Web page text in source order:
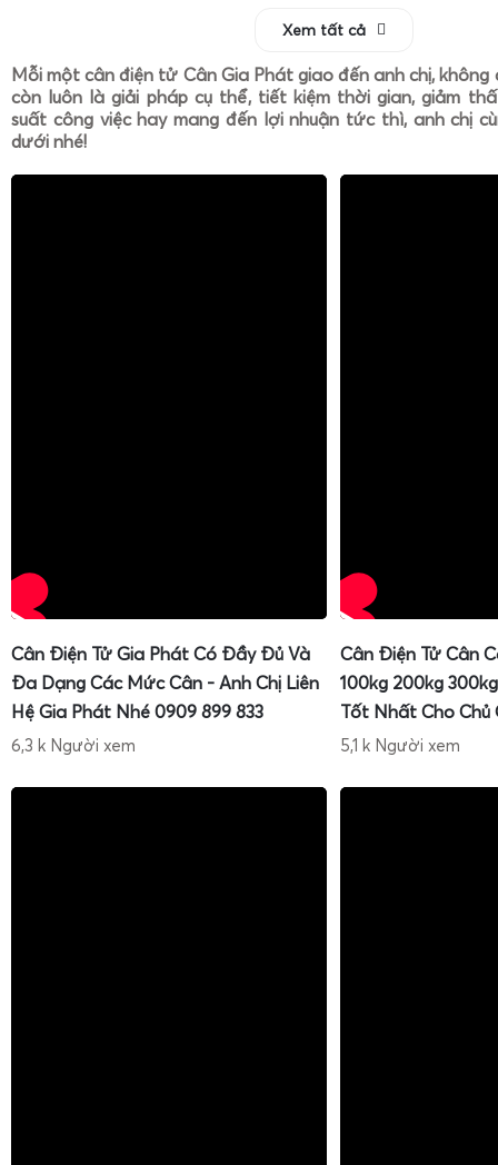
Xem tất cả
Mỗi một cân điện tử Cân Gia Phát giao đến anh chị, không
còn luôn là giải pháp cụ thể, tiết kiệm thời gian, giảm
suất công việc hay mang đến lợi nhuận tức thì, anh chị
dưới nhé!
Cân Điện Tử Gia Phát Có Đầy Đủ Và
Đa Dạng Các Mức Cân - Anh Chị Liên
Hệ Gia Phát Nhé 0909 899 833
6,3 k Người xem
Cân Điện Tử Cân
100kg 200kg
Tốt Nhất Cho Chủ
5,1 k Người xem